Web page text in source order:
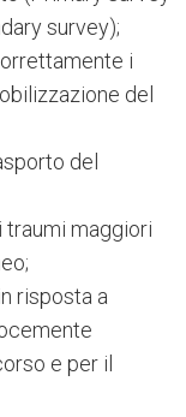
survey);
i
del
del
traumi maggiori
risposta a
e per il